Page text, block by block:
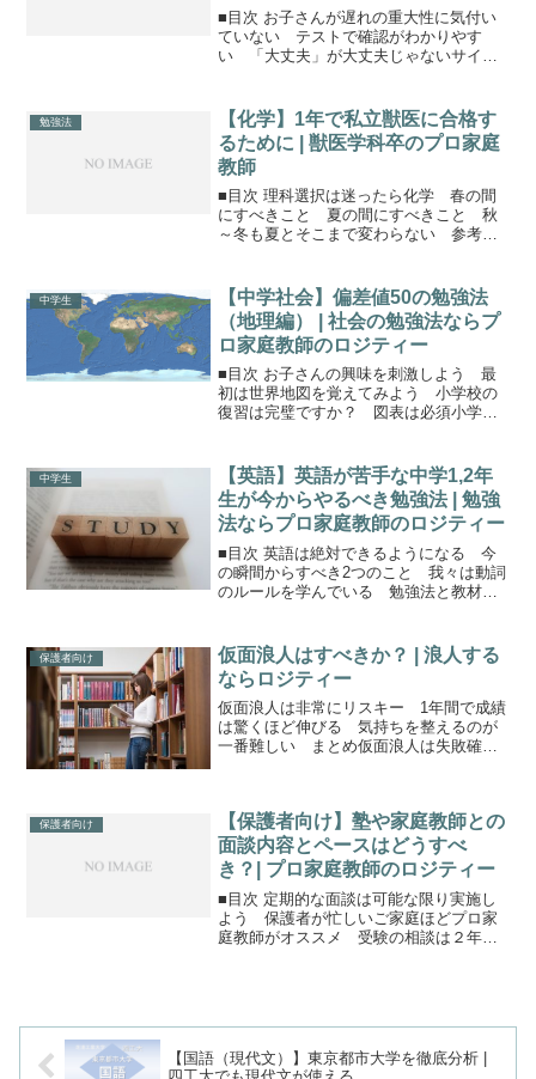
教師のロジティー
■目次 お子さんが遅れの重大性に気付い
ていない テストで確認がわかりやす
い 「大丈夫」が大丈夫じゃないサイ
ない保護者のあなたが、お子さんの勉強
の遅れに気付かない最大の原...
勉強法
【化学】1年で私立獣医に合格す
るために | 獣医学科卒のプロ家庭
教師
■目次 理科選択は迷ったら化学 春の間
にすべきこと 夏の間にすべきこと 秋
～冬も夏とそこまで変わらない 参考
に 日本大学 北里大学 酪農学園大学（出
題傾向の違いに注...
中学生
【中学社会】偏差値50の勉強法
（地理編） | 社会の勉強法ならプ
ロ家庭教師のロジティー
■目次 お子さんの興味を刺激しよう 最
初は世界地図を覚えてみよう 小学校の
復習は完璧ですか？ 図表は必須小学校
さが増していますが、深さが全然違いま
す。日本の都道府県と県...
中学生
【英語】英語が苦手な中学1,2年
生が今からやるべき勉強法 | 勉強
法ならプロ家庭教師のロジティー
■目次 英語は絶対できるようになる 今
の瞬間からすべき2つのこと 我々は動詞
のルールを学んでいる 勉強法と教材保
は、「今すぐに改善しないと、最低4,5年
は苦労します...
保護者向け
仮面浪人はすべきか？ | 浪人する
ならロジティー
仮面浪人は非常にリスキー 1年間で成績
は驚くほど伸びる 気持ちを整えるのが
一番難しい まとめ仮面浪人は失敗確率
いです。（成功する人...
保護者向け
【保護者向け】塾や家庭教師との
面談内容とペースはどうすべ
き？| プロ家庭教師のロジティー
■目次 定期的な面談は可能な限り実施し
よう 保護者が忙しいご家庭ほどプロ家
庭教師がオススメ 受験の相談は２年前
【国語（現代文）】東京都市大学を徹底分析 |